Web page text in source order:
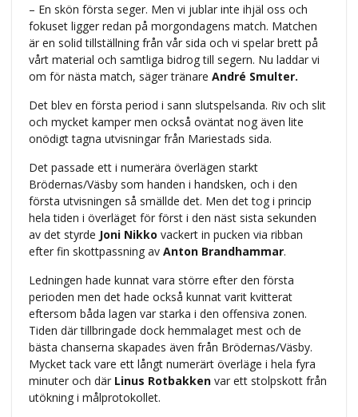
– En skön första seger. Men vi jublar inte ihjäl oss och
fokuset ligger redan på morgondagens match. Matchen
är en solid tillställning från vår sida och vi spelar brett på
vårt material och samtliga bidrog till segern. Nu laddar vi
om för nästa match, säger tränare André Smulter.
Det blev en första period i sann slutspelsanda. Riv och slit
och mycket kamper men också oväntat nog även lite
onödigt tagna utvisningar från Mariestads sida.
Det passade ett i numerära överlägen starkt
Brödernas/Väsby som handen i handsken, och i den
första utvisningen så smällde det. Men det tog i princip
hela tiden i överläget för först i den näst sista sekunden
av det styrde Joni Nikko vackert in pucken via ribban
efter fin skottpassning av Anton Brandhammar.
Ledningen hade kunnat vara större efter den första
perioden men det hade också kunnat varit kvitterat
eftersom båda lagen var starka i den offensiva zonen.
Tiden där tillbringade dock hemmalaget mest och de
bästa chanserna skapades även från Brödernas/Väsby.
Mycket tack vare ett långt numerärt överläge i hela fyra
minuter och där Linus Rotbakkenvar ett stolpskott från
utökning i målprotokollet.